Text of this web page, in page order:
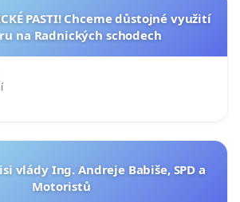
PASTI! Chceme důstojné využití
na Radnických schodech
vlády Ing. Andreje Babiše, SPD a
Motoristů